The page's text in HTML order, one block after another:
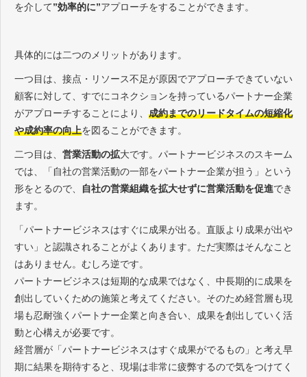
を介して”効率的に”アプローチをすることができます。
具体的には二つのメリットがあります。
一つ目は、接点・リソース不足が原因でアプローチできていない
顧客に対して、すでにコネクションを持っているパートナー企業
がアプローチすることにより、 成約までのリードタイムの短縮化
や成約率の向上を図ることができます。
二つ目は、 営業活動の拡大です。パートナービジネスのスキーム
では、「自社の営業活動の一部をパートナー企業が担う」という
形をとるので、
自社の営業組織を拡大せずに営業活動を促進でき
ます。
「パートナービジネスはすぐに成果が出る。直販より成果が出や
すい」と認識されることがよくあります。ただ実際はそんなこと
はありません。むしろ逆です。
パートナービジネスは短期的な成果ではなく、中長期的に成果を
創出していくための施策と考えてください。そのため経営層も現
場も忍耐強くパートナー企業と向き合い、成果を創出していく活
動と心構えが必要です。
経営層が「パートナービジネスはすぐ成果がでるもの」と考え早
期に結果を期待すると、現場は非常に疲弊するので気をつけてく